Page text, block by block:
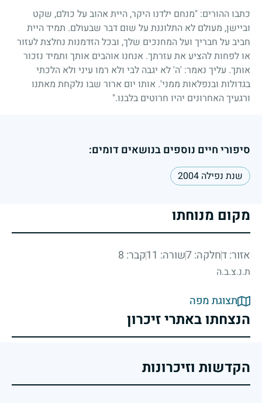
כתבו ההורים: "מנחם ילדנו היקר, היית אהוב על כולם, שקט
וביישן, מעולם לא התלוננת על שום דבר שבעולם. תמיד היית
חביב על חבריך ועל המחנכים שלך, ובכל הזדמנות נחלצת לעזור
או לפחות להציע את עזרתך. אנחנו אוהבים אותך ותמיד נזכור
אותך. עליך נאמר: 'ה' לא יגבה לבי ולא רמו עיני ולא הלכתי
בגדולות ובנפלאות ממני'. אותו יום ארור שבו נלקחת מאתנו
ורגעיך האחרונים יהיו חרוטים בלבנו."
סיפורי חיים נוספים בנושאים דומים:
שנת נפילה 2004
מקום מנוחתו
אזור: דחלקה: 7 שורה: 11 קבר: 8
ת.נ.צ.ב.ה
תצוגת מפה
הנצחתו באתרי זיכרון
הקדשות וזיכרונות